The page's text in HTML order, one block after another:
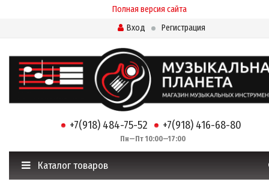
Полная версия сайта
Вход
Регистрация
+7(918) 484-75-52 +7(918) 416-68-80
Пн—Пт 10:00—17:00
Каталог товаров